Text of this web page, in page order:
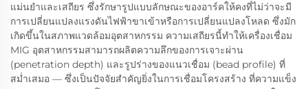
แม่นยำและเสถียร ซึ่งรักษารูปแบบลักษณะของอาร์คให้คงที่ไม่ว่าจะมี
การเปลี่ยนแปลงแรงดันไฟฟ้าขาเข้าหรือการเปลี่ยนแปลงโหลด ซึ่งมัก
เกิดขึ้นในสภาพแวดล้อมอุตสาหกรรม ความเสถียรนี้ทำให้เครื่องเชื่อม
MIG อุตสาหกรรมสามารถผลิตความลึกของการเจาะผ่าน
(penetration depth) และรูปร่างของแนวเชื่อม (bead profile) ที่
สม่ำเสมอ — ซึ่งเป็นปัจจัยสำคัญยิ่งในการเชื่อมโครงสร้าง ที่ความแข็ง